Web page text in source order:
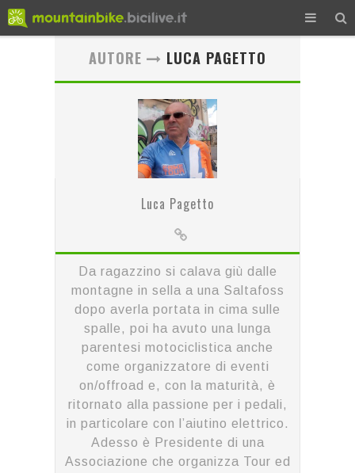
AUTORE LUCA PAGETTO
Luca Pagetto
Da ragazzino si calava giù dalle
montagne in sella a una Saltafoss
dopo averla portata in cima sulle
spalle, poi ha avuto una lunga
parentesi motociclistica anche
come organizzatore di eventi
on/offroad e, con la maturità, è
ritornato alla passione per i pedali,
in particolare con l’aiutino elettrico.
Adesso è Presidente di una
Associazione che organizza Tour ed